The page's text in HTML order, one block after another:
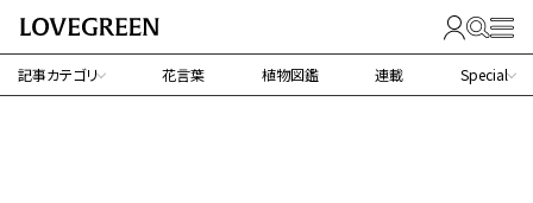
記事カテゴリ 花言葉 植物図鑑 連載 Special